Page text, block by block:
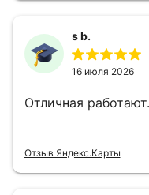
s b.
16 июля 2026
Отличная
Отзыв Яндекс.Карты